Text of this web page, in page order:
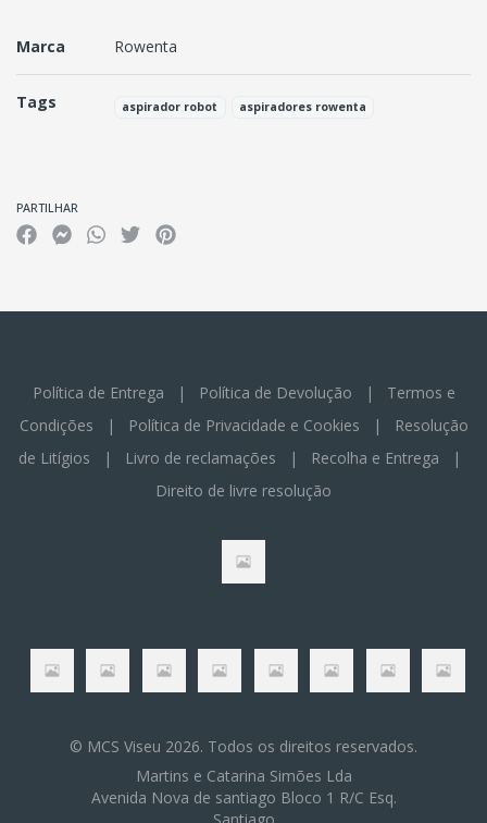
Marca Rowenta
Tags aspirador robot aspiradores rowenta
PARTILHAR
Política de Entrega | Política de Devolução | Termos e
Condições | Política de Privacidade e Cookies |
Resolução
de Litígios | Livro de reclamações | Recolha e Entrega |
Direito de livre resolução
© MCS Viseu 2026. Todos os direitos reservados.
Martins e Catarina Simões Lda
Avenida Nova de santiago Bloco 1 R/C Esq.